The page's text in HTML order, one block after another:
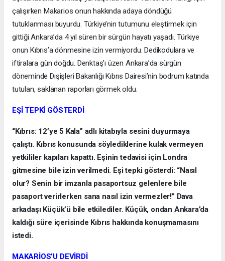
çalışırken Makarios onun hakkında adaya döndüğü
tutuklanması buyurdu. Türkiye’nin tutumunu eleştirmek için
gittiği Ankara’da 4 yıl süren bir sürgün hayatı yaşadı. Türkiye
onun Kıbrıs’a dönmesine izin vermiyordu. Dedikodulara ve
iftiralara gün doğdu. Denktaş’ı üzen Ankara’da sürgün
döneminde Dışişleri Bakanlığı Kıbrıs Dairesi’nin bodrum katında
tutulan, saklanan raporları görmek oldu.
EŞİ TEPKİ GÖSTERDİ
“Kıbrıs: 12’ye 5 Kala” adlı kitabıyla sesini duyurmaya
çalıştı. Kıbrıs konusunda söylediklerine kulak vermeyen
yetkililer kapıları kapattı. Eşinin tedavisi için Londra
gitmesine bile izin verilmedi. Eşi tepki gösterdi: “Nasıl
olur? Senin bir imzanla pasaportsuz gelenlere bile
pasaport verirlerken sana nasıl izin vermezler!” Dava
arkadaşı Küçük’ü bile etkilediler. Küçük, ondan Ankara’da
kaldığı süre içerisinde Kıbrıs hakkında konuşmamasını
istedi.
MAKARİOS’U DEVİRDİ